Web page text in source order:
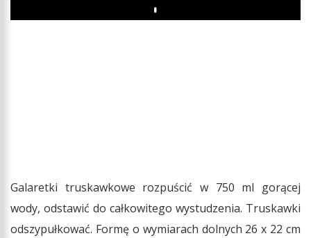
Play
Galaretki truskawkowe rozpuścić w 750 ml gorącej
wody, odstawić do całkowitego wystudzenia. Truskawki
odszypułkować. Formę o wymiarach dolnych 26 x 22 cm